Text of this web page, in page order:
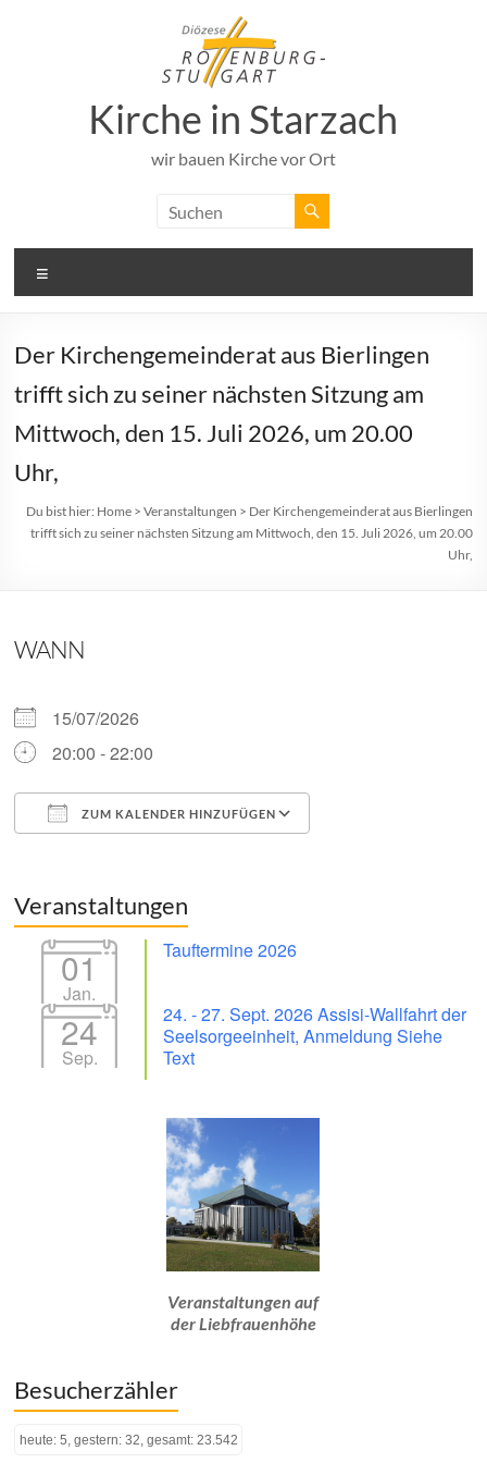
Kirche in Starzach
wir bauen Kirche vor Ort
Der Kirchengemeinderat aus Bierlingen
trifft sich zu seiner nächsten Sitzung am
Mittwoch, den 15. Juli 2026, um 20.00
Uhr,
Du bist hier: Home> Veranstaltungen > Der Kirchengemeinderat aus Bierlingen
trifft sich zu seiner nächsten Sitzung am Mittwoch, den 15. Juli 2026, um 20.00
Uhr,
WANN
15/07/2026
20:00 - 22:00
ZUM KALENDER HINZUFÜGEN
Veranstaltungen
01
Jan.
Tauftermine 2026
24
Sep.
24. - 27. Sept. 2026 Assisi-Wallfahrt der
Seelsorgeeinheit, Anmeldung Siehe
Text
Veranstaltungen auf
der Liebfrauenhöhe
Besucherzähler
heute: 5, gestern: 32, gesamt: 23.542